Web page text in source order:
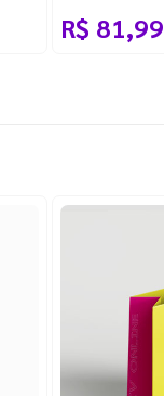
R$ 81,99